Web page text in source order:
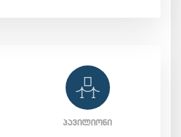
ᲞᲐᲕᲘᲚᲘᲝᲜᲘ